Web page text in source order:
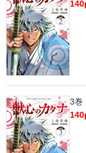
140
3巻
140